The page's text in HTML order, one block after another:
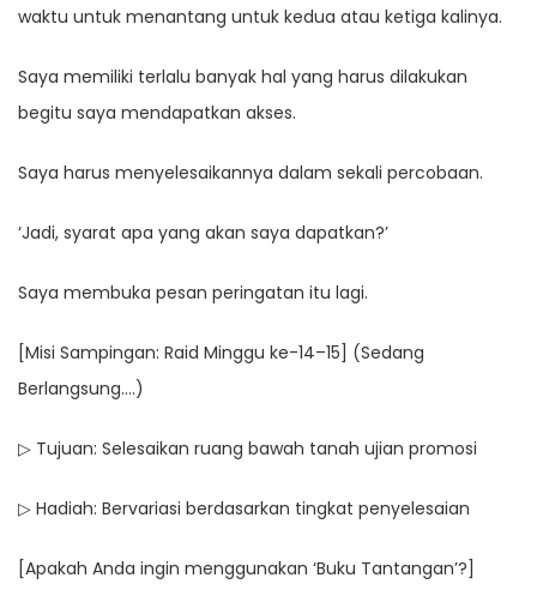
waktu untuk menantang untuk kedua atau ketiga kalinya.
Saya memiliki terlalu banyak hal yang harus dilakukan
begitu saya mendapatkan akses.
Saya harus menyelesaikannya dalam sekali percobaan.
‘Jadi, syarat apa yang akan saya dapatkan?’
Saya membuka pesan peringatan itu lagi.
[Misi Sampingan: Raid Minggu ke-14–15] (Sedang
Berlangsung….)
▷ Tujuan: Selesaikan ruang bawah tanah ujian promosi
▷ Hadiah: Bervariasi berdasarkan tingkat penyelesaian
[Apakah Anda ingin menggunakan ‘Buku Tantangan’?]